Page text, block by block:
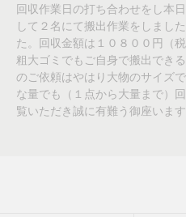
回収作業日の打ち合わせをし本
して２名にて搬出作業をしまし
た。回収金額は１０８００円（税
粗大ゴミでもご自身で搬出でき
のご依頼はやはり大物のサイズ
な量でも（１点から大量まで）
覧いただき誠に有難う御座います